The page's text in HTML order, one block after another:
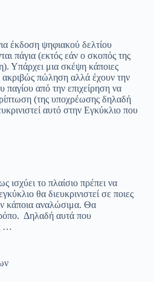
έκδοση ψηφιακού δελτίου
πάγια (εκτός εάν ο σκοπός της
Υπάρχει μια σκέψη κάποιες
ακριβώς πώληση αλλά έχουν την
παγίου από την επιχείρηση να
(της υποχρέωσης δηλαδή
αυτό στην Εγκύκλιο που
ισχύει το πλαίσιο πρέπει να
θα διευκρινιστεί σε ποιες
κάποια αναλώσιμα. Θα
Δηλαδή αυτά που
…